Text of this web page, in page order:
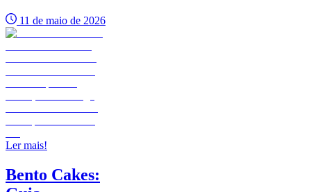
11 de maio de 2026
Ler mais!
Bento Cakes: